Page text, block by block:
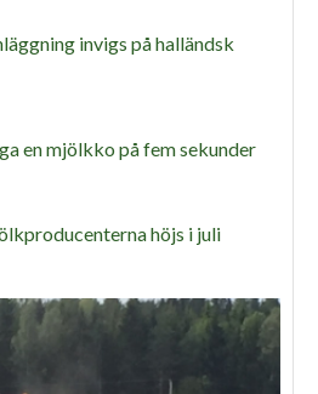
invigs på halländsk
en mjölkko på fem sekunder
höjs i juli